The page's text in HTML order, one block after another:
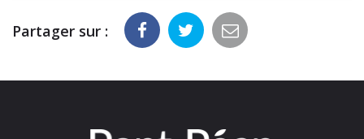
Partager sur :